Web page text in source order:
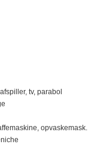
tv, parabol
opvaskemask.